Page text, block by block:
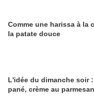
Comme une harissa à la
la patate douce
L'idée du dimanche soir
pané, crème au parmesan